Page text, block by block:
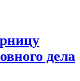
дела